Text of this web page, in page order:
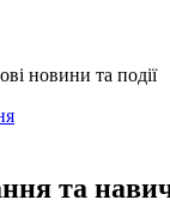
новини та події
та